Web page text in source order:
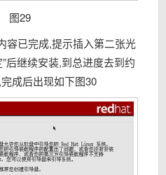
图29
容已完成,提示插入第二张光
后继续安装,到总进度去到约
成后出现如下图30